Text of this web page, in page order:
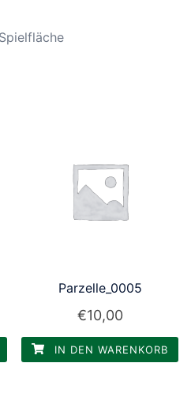
Spielfläche
Parzelle_0005
€10,00
IN DEN WARENKORB